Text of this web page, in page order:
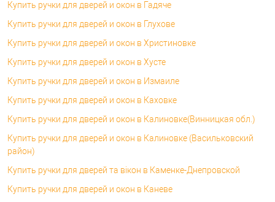
Купить ручки для дверей и окон в Гадяче
Купить ручки для дверей и окон в Глухове
Купить ручки для дверей и окон в Христиновке
Купить ручки для дверей и окон в Хусте
Купить ручки для дверей и окон в Измаиле
Купить ручки для дверей и окон в Каховке
Купить ручки для дверей и окон в Калиновке(Винницкая обл.)
Купить ручки для дверей и окон в Калиновке (Васильковский
район)
Купить ручки для дверей та вікон в Каменке-Днепровской
Купить ручки для дверей и окон в Каневе